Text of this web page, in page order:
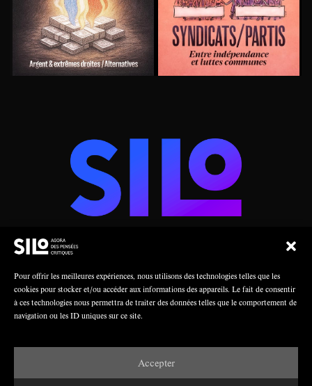
Pour offrir les meilleures expériences, nous utilisons des technologies telles que les
cookies pour stocker et/ou accéder aux informations des appareils. Le fait de consentir
à ces technologies nous permettra de traiter des données telles que le comportement de
navigation ou les ID uniques sur ce site.
Accepter
AGORA DES PENSÉES CRITIQUES
Une collaboration